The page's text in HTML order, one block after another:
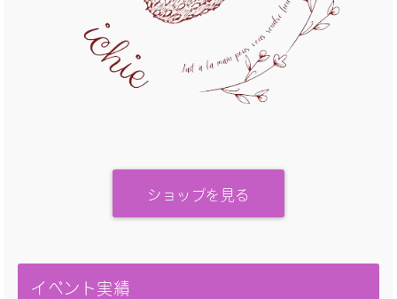
ショップを見る
イベント実績